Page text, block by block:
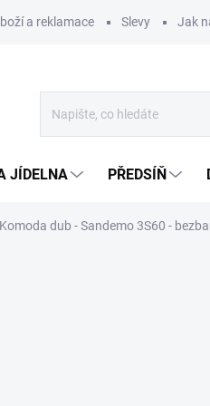
a reklamace Slevy Jak
JÍDELNA PŘEDSÍŇ
Komoda dub - Sandemo 3S60 -